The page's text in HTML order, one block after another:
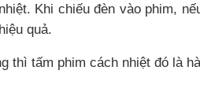
Khi chiếu đèn vào phim,
quả.
thì tấm phim cách nhiệt đó là